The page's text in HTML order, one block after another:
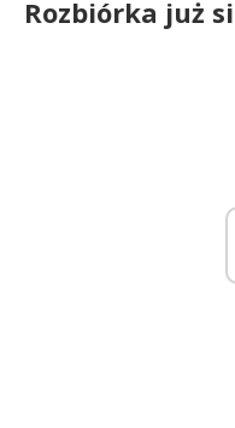
Rozbiórka już